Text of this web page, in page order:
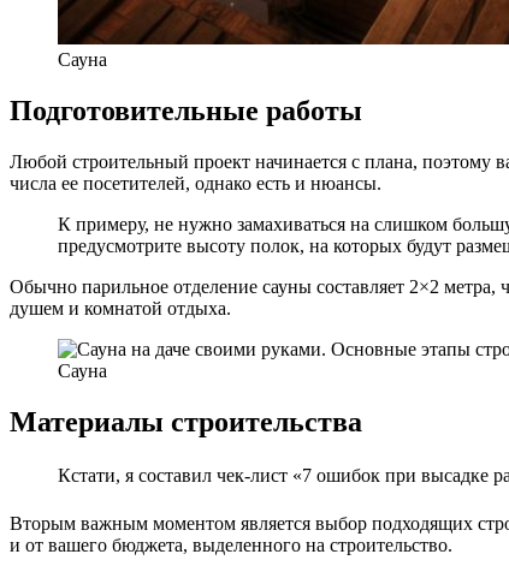
Сауна
Подготовительные работы
Любой строительный проект начинается с плана, поэтому
числа ее посетителей, однако есть и нюансы.
К примеру, не нужно замахиваться на слишком
предусмотрите высоту полок, на которых будут
Обычно парильное отделение сауны составляет 2×2
душем и комнатой отдыха.
Сауна
Материалы строительства
Кстати, я составил чек-лист «7 ошибок при
Вторым важным моментом является выбор подходящих
и от вашего бюджета, выделенного на строительство.